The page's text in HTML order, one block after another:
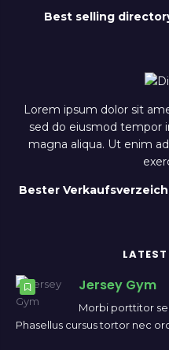
Best selling
Lorem ipsum dolor sit
sed do eiusmod tempor
magna aliqua. Ut enim
Bester
Jersey Gym
Morbi porttitor
Phasellus cursus tortor nec